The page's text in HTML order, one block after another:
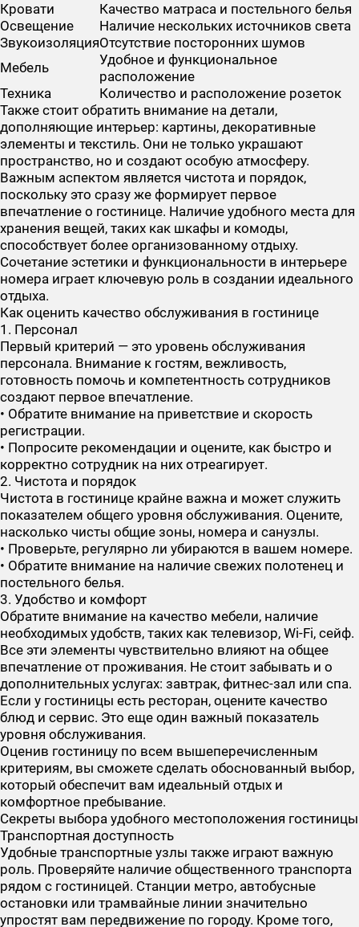
Кровати
Качество матраса и постельного белья
Освещение
Наличие нескольких источников света
ЗвукоизоляцияОтсутствие посторонних шумов
Мебель
Удобное и функциональное
расположение
Техника
Количество и расположение розеток
Также стоит обратить внимание на детали,
дополняющие интерьер: картины, декоративные
элементы и текстиль. Они не только украшают
пространство, но и создают особую атмосферу.
Важным аспектом является чистота и порядок,
поскольку это сразу же формирует первое
впечатление о гостинице. Наличие удобного места для
хранения вещей, таких как шкафы и комоды,
способствует более организованному отдыху.
Сочетание эстетики и функциональности в интерьере
номера играет ключевую роль в создании идеального
отдыха.
Как оценить качество обслуживания в гостинице
1. Персонал
Первый критерий — это уровень обслуживания
персонала. Внимание к гостям, вежливость,
готовность помочь и компетентность сотрудников
создают первое впечатление.
• Обратите внимание на приветствие и скорость
регистрации.
• Попросите рекомендации и оцените, как быстро и
корректно сотрудник на них отреагирует.
2. Чистота и порядок
Чистота в гостинице крайне важна и может служить
показателем общего уровня обслуживания. Оцените,
насколько чисты общие зоны, номера и санузлы.
• Проверьте, регулярно ли убираются в вашем номере.
• Обратите внимание на наличие свежих полотенец и
постельного белья.
3. Удобство и комфорт
Обратите внимание на качество мебели, наличие
необходимых удобств, таких как телевизор, Wi-Fi, сейф.
Все эти элементы чувствительно влияют на общее
впечатление от проживания. Не стоит забывать и о
дополнительных услугах: завтрак, фитнес-зал или спа.
Если у гостиницы есть ресторан, оцените качество
блюд и сервис. Это еще один важный показатель
уровня обслуживания.
Оценив гостиницу по всем вышеперечисленным
критериям, вы сможете сделать обоснованный выбор,
который обеспечит вам идеальный отдых и
комфортное пребывание.
Секреты выбора удобного местоположения гостиницы
Транспортная доступность
Удобные транспортные узлы также играют важную
роль. Проверяйте наличие общественного транспорта
рядом с гостиницей. Станции метро, автобусные
остановки или трамвайные линии значительно
упростят вам передвижение по городу. Кроме того,